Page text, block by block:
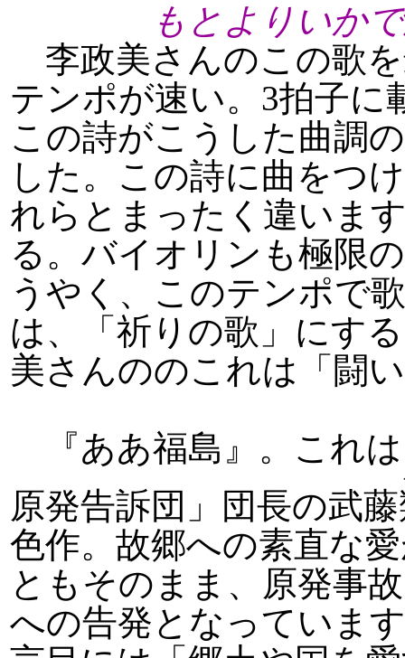
もとよりいかで
李政美さんのこの歌
テンポが速い。3拍子
この詩がこうした曲調
した。この詩に曲をつ
れらとまったく違いま
る。バイオリンも極限
うやく、このテンポで
は、「祈りの歌」にす
美さんののこれは「闘
『ああ福島』。これ
原発告訴団」団長の武藤
色作。故郷への素直な
ともそのまま、原発事
への告発となっていま